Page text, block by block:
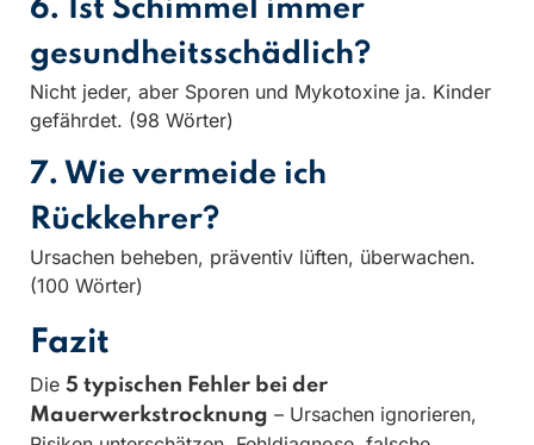
6. Ist Schimmel immer
gesundheitsschädlich?
Nicht jeder, aber Sporen und Mykotoxine ja. Kinder
gefährdet. (98 Wörter)
7. Wie vermeide ich
Rückkehrer?
Ursachen beheben, präventiv lüften, überwachen.
(100 Wörter)
Fazit
Die 5 typischen Fehler bei der
Mauerwerkstrocknung – Ursachen ignorieren,